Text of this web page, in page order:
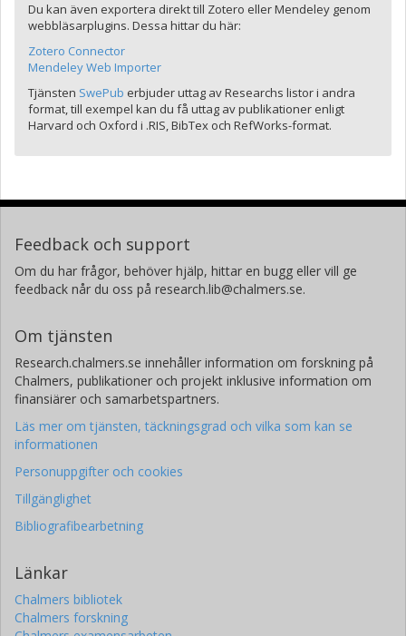
Du kan även exportera direkt till Zotero eller Mendeley genom
webbläsarplugins. Dessa hittar du här:
Zotero Connector
Mendeley Web Importer
Tjänsten SwePub erbjuder uttag av Researchs listor i andra
format, till exempel kan du få uttag av publikationer enligt
Harvard och Oxford i .RIS, BibTex och RefWorks-format.
Feedback och support
Om du har frågor, behöver hjälp, hittar en bugg eller vill ge
feedback når du oss på research.lib@chalmers.se.
Om tjänsten
Research.chalmers.se innehåller information om forskning på
Chalmers, publikationer och projekt inklusive information om
finansiärer och samarbetspartners.
Läs mer om tjänsten, täckningsgrad och vilka som kan se
informationen
Personuppgifter och cookies
Tillgänglighet
Bibliografibearbetning
Länkar
Chalmers bibliotek
Chalmers forskning